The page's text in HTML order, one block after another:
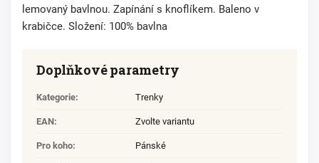
lemovaný bavlnou. Zapínání s knoflíkem. Baleno v
krabičce. Složení: 100% bavlna
Doplňkové parametry
Kategorie: Trenky
EAN: Zvolte variantu
Pro koho: Pánské